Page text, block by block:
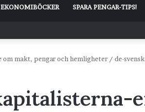
SPARA PENGAR-TIPS!
om makt, pengar och hemligheter / de-